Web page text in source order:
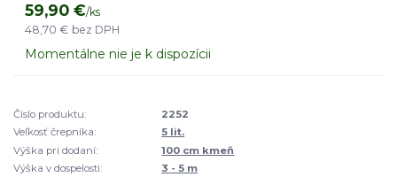
59,90 €/ks
48,70 € bez DPH
Momentálne nie je k dispozícii
Číslo produktu:
2252
Veľkosť črepníka:
5 lit.
Výška pri dodaní:
100 cm kmeň
Výška v dospelosti:
3 - 5 m